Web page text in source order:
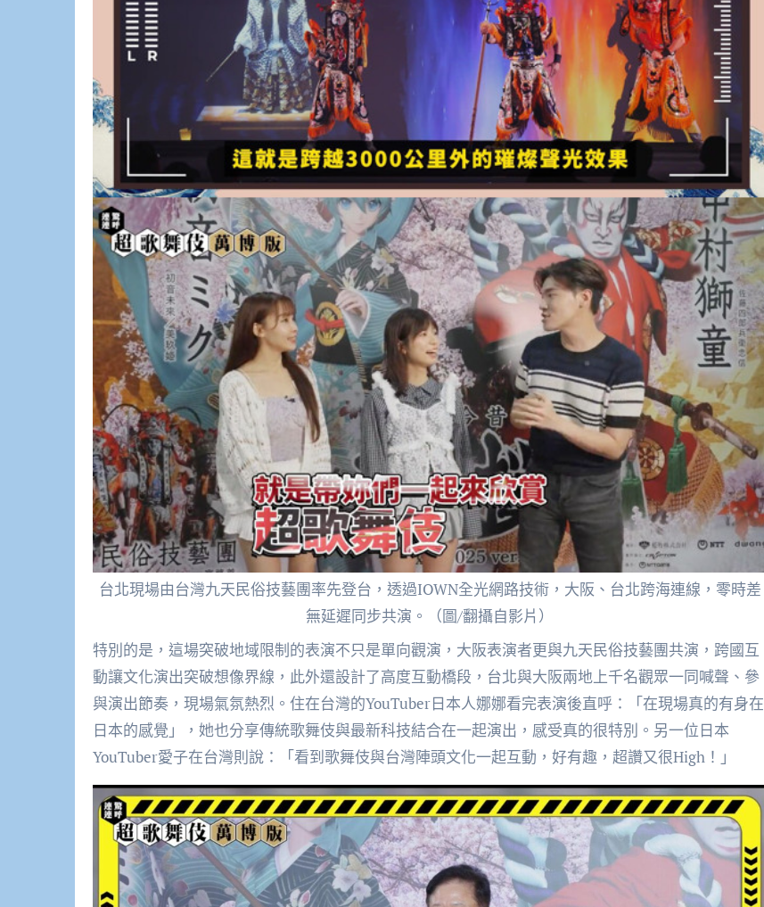
台北現場由台灣九天民俗技藝團率先登台，透過IOWN全光網路技術，大阪、台北跨海連線，零時差
無延遲同步共演。（圖/翻攝自影片）
特別的是，這場突破地域限制的表演不只是單向觀演，大阪表演者更與九天民俗技藝團共演，跨國互
動讓文化演出突破想像界線，此外還設計了高度互動橋段，台北與大阪兩地上千名觀眾一同喊聲、參
與演出節奏，現場氣氛熱烈。住在台灣的YouTuber日本人娜娜看完表演後直呼：「在現場真的有身在
日本的感覺」，她也分享傳統歌舞伎與最新科技結合在一起演出，感受真的很特別。另一位日本
YouTuber愛子在台灣則說：「看到歌舞伎與台灣陣頭文化一起互動，好有趣，超讚又很High！」